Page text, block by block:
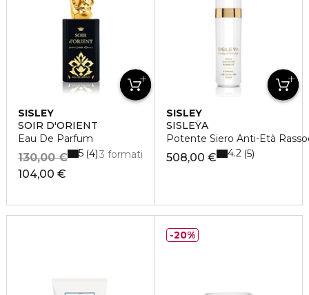
SISLEY
SOIR D'ORIENT
Eau De Parfum
104,00 €
130,00 € 3 formati
5 4
SISLEY
SISLEŸA
Potente Siero Anti-Età
508,00 € 4.2 5
20%